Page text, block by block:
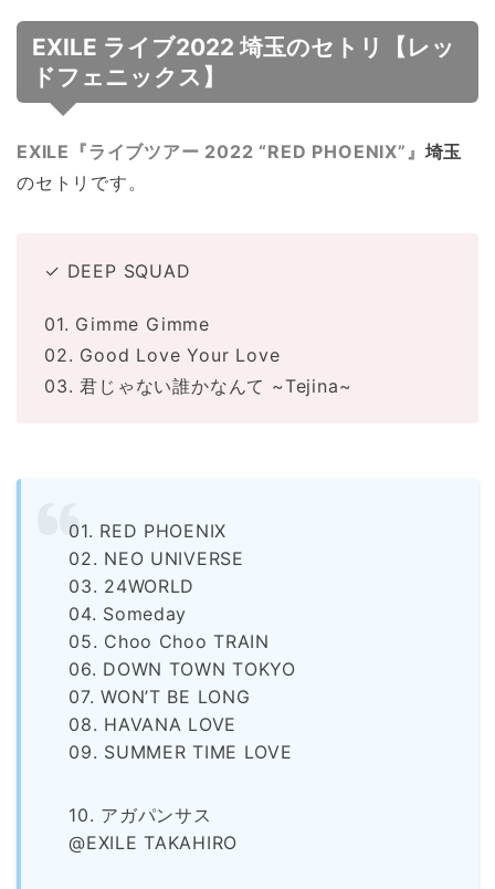
EXILE ライブ2022 埼玉のセトリ【レッ
ドフェニックス】
EXILE『ライブツアー 2022 “RED PHOENIX”』 埼玉
のセトリです。
✓ DEEP SQUAD
01. Gimme Gimme
02. Good Love Your Love
03. 君じゃない誰かなんて ~Tejina~
01. RED PHOENIX
02. NEO UNIVERSE
03. 24WORLD
04. Someday
05. Choo Choo TRAIN
06. DOWN TOWN TOKYO
07. WON’T BE LONG
08. HAVANA LOVE
09. SUMMER TIME LOVE
10. アガパンサス
@EXILE TAKAHIRO